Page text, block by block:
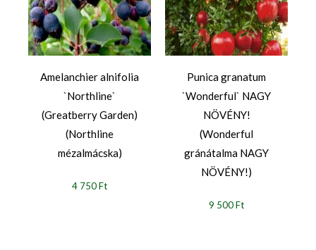
Amelanchier alnifolia
`Northline`
(Greatberry Garden)
(Northline
mézalmácska)
4 750 Ft
Punica granatum
`Wonderful` NAGY
NÖVÉNY!
(Wonderful
gránátalma NAGY
NÖVÉNY!)
9 500 Ft